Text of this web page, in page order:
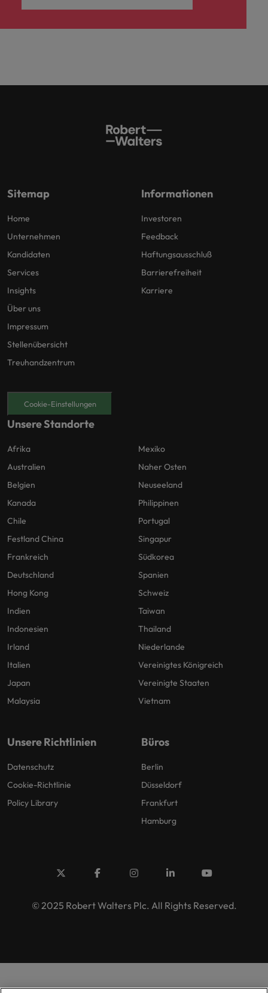
Sitemap
Home
Unternehmen
Kandidaten
Services
Insights
Über uns
Impressum
Stellenübersicht
Treuhandzentrum
Informationen
Investoren
Feedback
Haftungsausschluß
Barrierefreiheit
Karriere
Cookie-Einstellungen
Unsere Standorte
Afrika
Australien
Belgien
Kanada
Chile
Festland China
Frankreich
Deutschland
Hong Kong
Indien
Indonesien
Irland
Italien
Japan
Malaysia
Mexiko
Naher Osten
Neuseeland
Philippinen
Portugal
Singapur
Südkorea
Spanien
Schweiz
Taiwan
Thailand
Niederlande
Vereinigtes Königreich
Vereinigte Staaten
Vietnam
Unsere Richtlinien
Datenschutz
Cookie-Richtlinie
Policy Library
Büros
Berlin
Düsseldorf
Frankfurt
Hamburg
© 2025 Robert Walters Plc. All Rights Reserved.